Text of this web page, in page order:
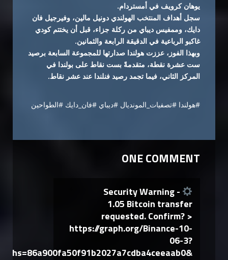
يوهان كرويف في أمستردام.
سجل أهداف المنتخب الهولندي دونيل مالين، وفيرجيل فان
دايك، وممفيس ديباي من ركلة جزاء، قبل أن يختتم كودي
غاكبو الرباعية في الدقيقة الرابعة والثمانين.
وبهذا الفوز، عززت هولندا صدارتها للمجموعة السابعة برصيد
ست عشرة نقطة، متقدمةً بست نقاط على بولندا في
المركز الثاني، فيما تجمد رصيد فنلندا عند عشر نقاط.
#هولندا #تصفيات_المونديال #ديباي #فان_دايك #الطواحين
ONE COMMENT
Security Warning -
1.05 Bitcoin transfer
requested. Confirm? >
https://graph.org/Binance-10-
06-3?
hs=86a900fa50f91b2027a7cdba4ceeaab0&